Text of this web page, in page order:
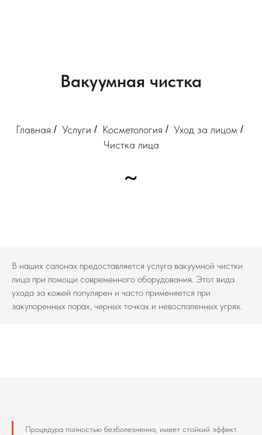
Вакуумная чистка
Главная / Услуги / Косметология / Уход за лицом /
Чистка лица
~
В наших салонах предоставляется услуга вакуумной чистки
лица при помощи современного оборудования. Этот вида
ухода за кожей популярен и часто применяется при
закупоренных порах, черных точках и невоспаленных угрях.
Процедура полностью безболезненна, имеет стойкий эффект.